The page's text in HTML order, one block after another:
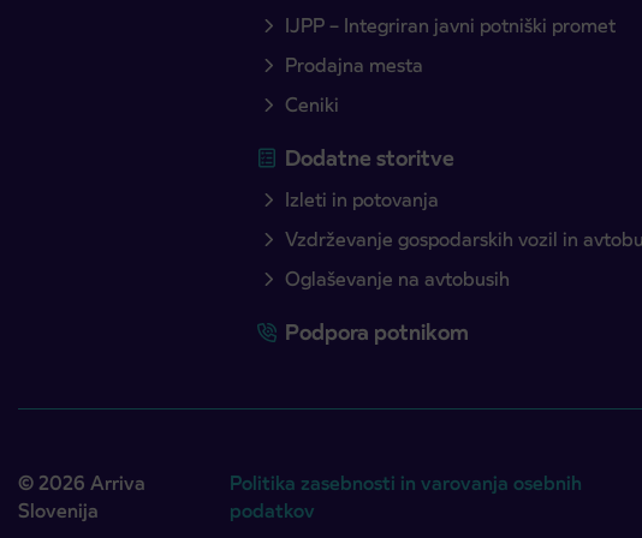
IJPP – Integriran javni potniški promet
Prodajna mesta
Ceniki
Dodatne storitve
Izleti in potovanja
Vzdrževanje gospodarskih vozil in
Oglaševanje na avtobusih
Podpora potnikom
© 2026 Arriva
Slovenija
Politika zasebnosti in varovanja osebnih
podatkov